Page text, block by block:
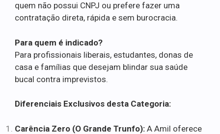
quem não possui CNPJ ou prefere fazer uma
contratação direta, rápida e sem burocracia.
Para quem é indicado?
Para profissionais liberais, estudantes, donas de
casa e famílias que desejam blindar sua saúde
bucal contra imprevistos.
Diferenciais Exclusivos desta Categoria:
Carência Zero (O Grande Trunfo): A Amil oferece